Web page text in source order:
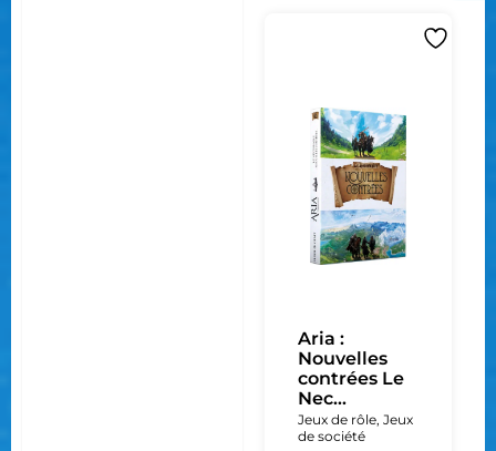
Aria :
Nouvelles
contrées Le
Nec...
Jeux de rôle, Jeux
de société